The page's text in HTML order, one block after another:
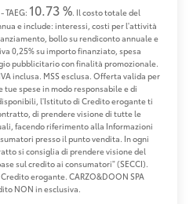
- TAEG: 10.73 %. Il costo totale del
e include: interessi, costi per l'attività
bollo su rendiconto annuale e
0,25% su importo finanziato, spesa
pubblicitario con finalità promozionale.
inclusa. MSS esclusa. Offerta valida per
spese in modo responsabile e di
l'Istituto di Credito erogante ti
di prendere visione di tutte le
facendo riferimento alla Informazioni
presso il punto vendita. In ogni
si consiglia di prendere visione del
sul credito ai consumatori" (SECCI).
erogante. CARZO&DOON SPA
NON in esclusiva.